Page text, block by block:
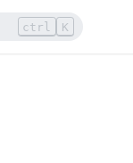
ctrl K